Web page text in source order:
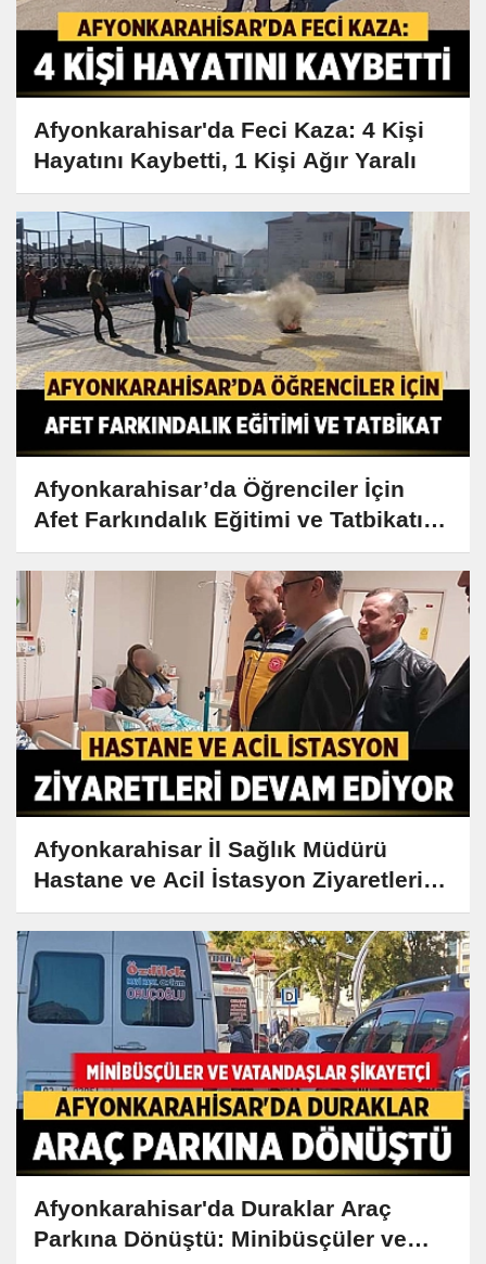
Afyonkarahisar'da Feci Kaza: 4 Kişi
Hayatını Kaybetti, 1 Kişi Ağır Yaralı
Afyonkarahisar’da Öğrenciler İçin
Afet Farkındalık Eğitimi ve Tatbikatı
Düzenlendi
Afyonkarahisar İl Sağlık Müdürü
Hastane ve Acil İstasyon Ziyaretlerine
Devam Ediyor
Afyonkarahisar'da Duraklar Araç
Parkına Dönüştü: Minibüsçüler ve